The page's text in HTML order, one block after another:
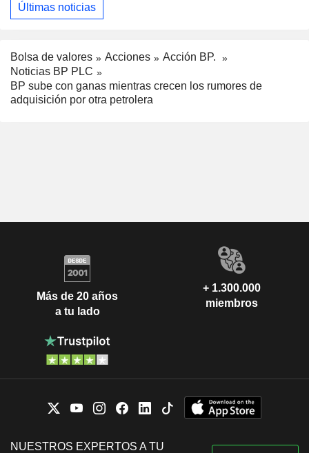
Últimas noticias
Bolsa de valores Acciones
Acción BP.
Noticias BP PLC
BP sube con ganas mientras crecen los rumores de
adquisición por otra petrolera
Más de 20 años
a tu lado
+ 1.300.000
miembros
NUESTROS EXPERTOS A TU